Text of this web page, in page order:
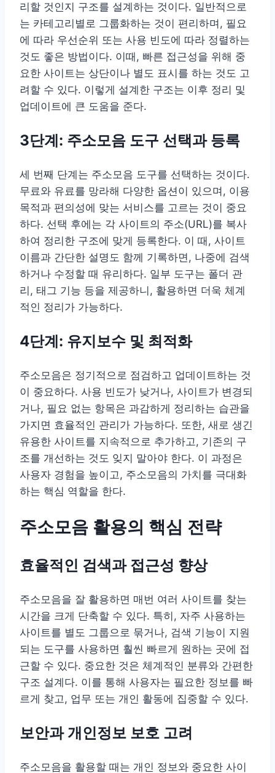
리할 것인지 구조를 설계하는 것이다. 일반적으로
는 카테고리별로 그룹화하는 것이 편리하며, 필요
에 따라 우선순위 또는 사용 빈도에 따라 정렬하는
것도 좋은 방법이다. 이때, 빠른 접근성을 위해 중
요한 사이트는 상단이나 별도 표시를 하는 것도 고
려할 수 있다. 이렇게 설계한 구조는 이후 정리 및
업데이트에 큰 도움을 준다.
3단계: 주소모음 도구 선택과 등록
세 번째 단계는 주소모음 도구를 선택하는 것이다.
무료와 유료를 망라해 다양한 옵션이 있으며, 이용
목적과 편의성에 맞는 서비스를 고르는 것이 중요
하다. 선택 후에는 각 사이트의 주소(URL)를 복사
하여 정리한 구조에 맞게 등록한다. 이 때, 사이트
이름과 간단한 설명도 함께 기록하면, 나중에 검색
하거나 수정할 때 유리하다. 일부 도구는 폴더 관
리, 태그 기능 등을 제공하니, 활용하면 더욱 체계
적인 정리가 가능하다.
4단계: 유지보수 및 최적화
주소모음은 정기적으로 점검하고 업데이트하는 것
이 중요하다. 사용 빈도가 낮거나, 사이트가 변경되
거나, 필요 없는 항목은 과감하게 정리하는 습관을
가지면 효율적인 관리가 가능하다. 또한, 새로 생긴
유용한 사이트를 지속적으로 추가하고, 기존의 구
조를 개선하는 것도 잊지 말아야 한다. 이 과정은
사용자 경험을 높이고, 주소모음의 가치를 극대화
하는 핵심 역할을 한다.
주소모음 활용의 핵심 전략
효율적인 검색과 접근성 향상
주소모음을 잘 활용하면 매번 여러 사이트를 찾는
시간을 크게 단축할 수 있다. 특히, 자주 사용하는
사이트를 별도 그룹으로 묶거나, 검색 기능이 지원
되는 도구를 사용하면 훨씬 빠르게 원하는 곳에 접
근할 수 있다. 중요한 것은 체계적인 분류와 간편한
구조 설계다. 이를 통해 사용자는 필요한 정보를 빠
르게 찾고, 업무 또는 개인 활동에 집중할 수 있다.
보안과 개인정보 보호 고려
주소모음을 활용할 때는 개인 정보와 중요한 사이